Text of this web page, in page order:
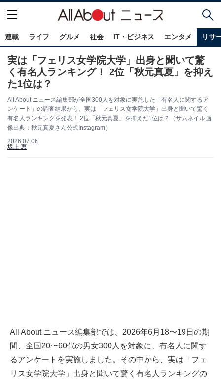
連載 ライフ グルメ 社会 IT・ビジネス エンタメ リサ
実は「フェリス女学院大学」出身と聞いて驚
く有名人ランキング！ 2位「秋元真夏」を抑え
た1位は？
All About ニュース編集部が全国300人を対象に実施した「有名人に関するア
ンケート」の調査結果から、実は「フェリス女学院大学」出身と聞いて驚く
有名人ランキングを発表！ 2位「秋元真夏」を抑えた1位は？（サムネイル画
像出典：秋元真夏さん公式Instagram）
2026.07.06
坂上 恵
All About ニュース編集部では、2026年6月18〜19日の期
間、全国20〜60代の男女300人を対象に、有名人に関す
るアンケートを実施しました。その中から、実は「フェ
リス女学院大学」出身と聞いて驚く有名人ランキングの